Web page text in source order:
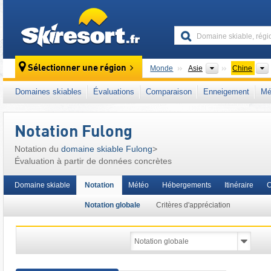
Sélectionner une région Monde Asie Continents
Chine
Ce domaine skiable se situe aussi dans :
Domaines skiables Évaluations Comparaison Enneigement
Notation Fulong
Notation du domaine skiable Fulong>
Évaluation à partir de données concrètes
Domaine skiable Notation
Notation globale Critères d'appréciation
Météo Hébergements Itinéraire